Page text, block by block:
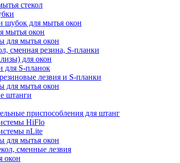
стекол
шубок для мытья окон
мытья окон
для мытья окон
сменная резина, S-планки
для окон
для S-планок
лезвия и S-планки
для мытья окон
штанги
приспособления для штанг
HiFlo
nLite
для мытья окон
сменные лезвия
окон